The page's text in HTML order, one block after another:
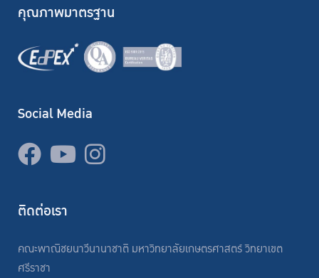
คุณภาพมาตรฐาน
Social Media
ติดต่อเรา
คณะพาณิชยนาวีนานาชาติ มหาวิทยาลัยเกษตรศาสตร์ วิทยาเขต
ศรีราชา